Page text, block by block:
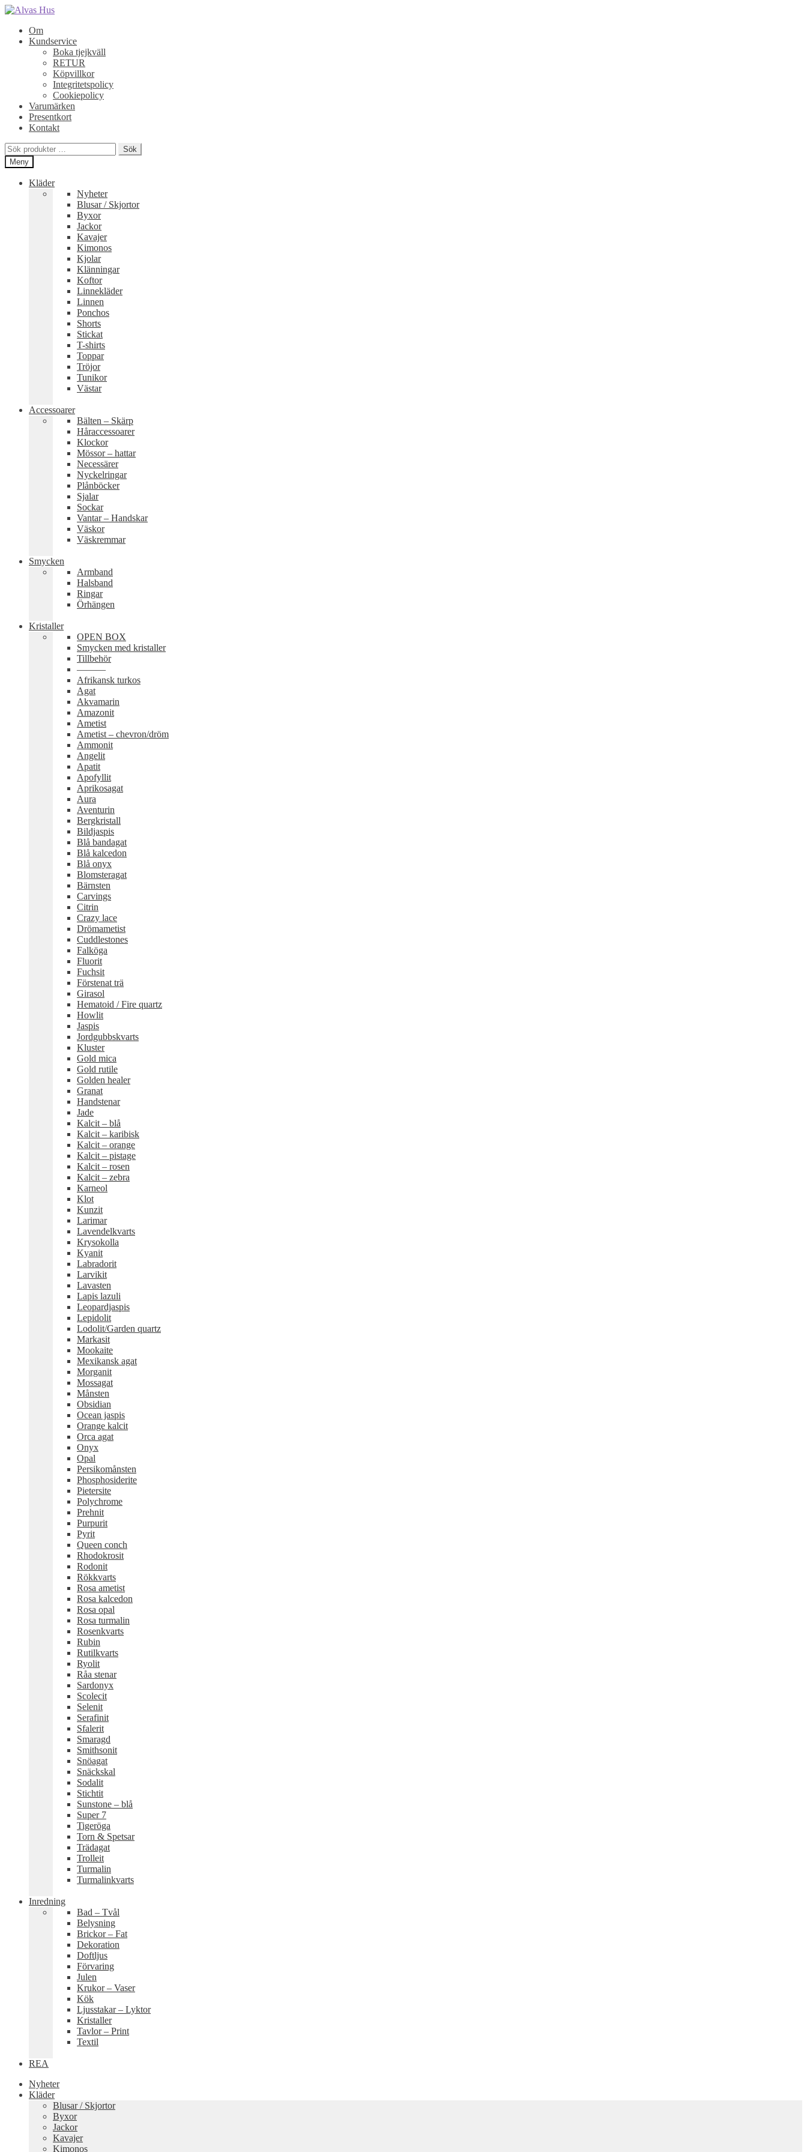
Hoppa
navigering
Hoppa
innehållOm
Kundservice
Boka tjejkväll
RETUR
Köpvillkor
Integritetspolicy
Cookiepolicy
Varumärken
Presentkort
Kontakt
Sök
efter:
Sök
Meny
Kläder
Nyheter
Blusar / Skjortor
Byxor
Jackor
Kavajer
Kimonos
Kjolar
Klänningar
Koftor
Linnekläder
Linnen
Ponchos
Shorts
Stickat
T-shirts
Toppar
Tröjor
Tunikor
Västar
Accessoarer
Bälten – Skärp
Håraccessoarer
Klockor
Mössor – hattar
Necessärer
Nyckelringar
Plånböcker
Sjalar
Sockar
Vantar – Handskar
Väskor
Väskremmar
Smycken
Armband
Halsband
Ringar
Örhängen
Kristaller
OPEN BOX
Smycken med kristaller
Tillbehör
———
Afrikansk turkos
Agat
Akvamarin
Amazonit
Ametist
Ametist – chevron/dröm
Ammonit
Angelit
Apatit
Apofyllit
Aprikosagat
Aura
Aventurin
Bergkristall
Bildjaspis
Blå bandagat
Blå kalcedon
Blå onyx
Blomsteragat
Bärnsten
Carvings
Citrin
Crazy lace
Drömametist
Cuddlestones
Falköga
Fluorit
Fuchsit
Förstenat trä
Girasol
Hematoid / Fire quartz
Howlit
Jaspis
Jordgubbskvarts
Kluster
Gold mica
Gold rutile
Golden healer
Granat
Handstenar
Jade
Kalcit – blå
Kalcit – karibisk
Kalcit – orange
Kalcit – pistage
Kalcit – rosen
Kalcit – zebra
Karneol
Klot
Kunzit
Larimar
Lavendelkvarts
Krysokolla
Kyanit
Labradorit
Larvikit
Lavasten
Lapis lazuli
Leopardjaspis
Lepidolit
Lodolit/Garden quartz
Markasit
Mookaite
Mexikansk agat
Morganit
Mossagat
Månsten
Obsidian
Ocean jaspis
Orange kalcit
Orca agat
Onyx
Opal
Persikomånsten
Phosphosiderite
Pietersite
Polychrome
Prehnit
Purpurit
Pyrit
Queen conch
Rhodokrosit
Rodonit
Rökkvarts
Rosa ametist
Rosa kalcedon
Rosa opal
Rosa turmalin
Rosenkvarts
Rubin
Rutilkvarts
Ryolit
Råa stenar
Sardonyx
Scolecit
Selenit
Serafinit
Sfalerit
Smaragd
Smithsonit
Snöagat
Snäckskal
Sodalit
Stichtit
Sunstone – blå
Super 7
Tigeröga
Torn & Spetsar
Trädagat
Trolleit
Turmalin
Turmalinkvarts
Inredning
Bad – Tvål
Belysning
Brickor – Fat
Dekoration
Doftljus
Förvaring
Julen
Krukor – Vaser
Kök
Ljusstakar – Lyktor
Kristaller
Tavlor – Print
Textil
REA
Nyheter
Kläder
Blusar / Skjortor
Byxor
Jackor
Kavajer
Kimonos